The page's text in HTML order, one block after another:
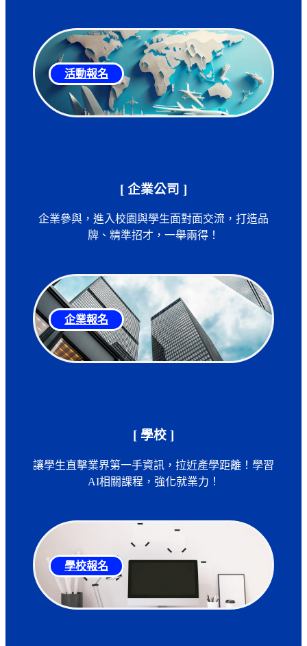
活動報名
[ 企業公司 ]
企業參與，進入校園與學生面對面交流，打造品
牌、精準招才，一舉兩得！
企業報名
[ 學校 ]
讓學生直擊業界第一手資訊，拉近產學距離！學習
AI相關課程，強化就業力！
學校報名